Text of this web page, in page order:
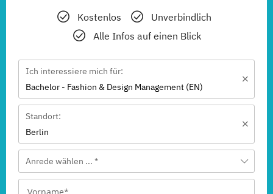
Kostenlos
Unverbindlich
Alle Infos auf einen Blick
Ich interessiere mich für:
Bachelor - Fashion & Design Management (EN)
Standort:
Berlin
Anrede wählen ... *